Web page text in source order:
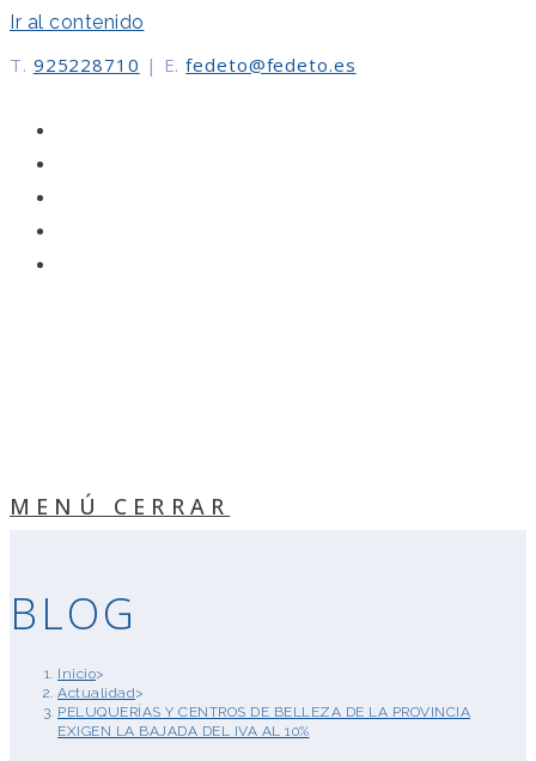
Ir al contenido
T. 925228710 | E. fedeto@fedeto.es
MENÚ CERRAR
BLOG
Inicio>
Actualidad>
PELUQUERÍAS Y CENTROS DE BELLEZA DE LA PROVINCIA
EXIGEN LA BAJADA DEL IVA AL 10%